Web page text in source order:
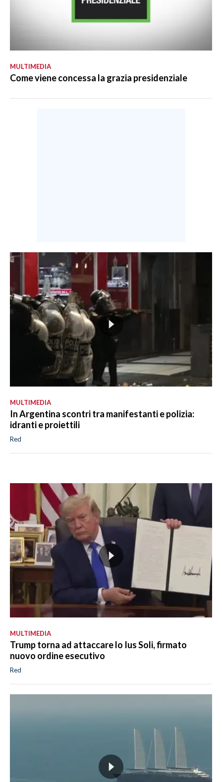
MULTIMEDIA
Come viene concessa la grazia presidenziale
MULTIMEDIA
In Argentina scontri tra manifestanti e polizia:
idranti e proiettili
Red
MULTIMEDIA
Trump torna ad attaccare lo Ius Soli, firmato
nuovo ordine esecutivo
Red